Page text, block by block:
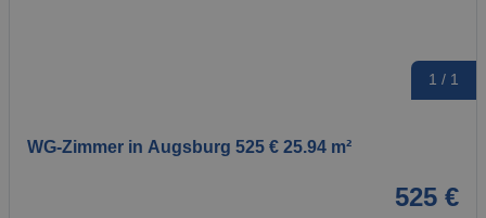
1 / 1
WG-Zimmer in Augsburg 525 € 25.94 m²
525 €